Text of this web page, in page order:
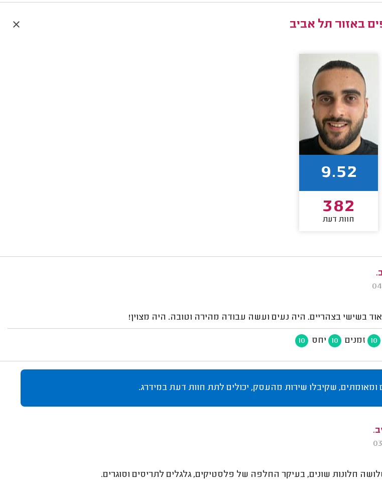
באזור תל אביב
9.52
382
חוות דעת
בשישי בצהריים. היה נעים ועשה עבודה מהירה וטובה. היה מצוין!
10 זמנים 10 יחס 10
ומאומתים, שקיבלו שירות מהעסק, יכולים לתת חוות דעת במידרג.
חלונות שונים, בעיקר החלפה של פלסטיקים, גלגלים לתריסים וסוגרים.